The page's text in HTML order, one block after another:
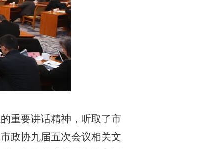
重要讲话精神，听取了市
政协九届五次会议相关文